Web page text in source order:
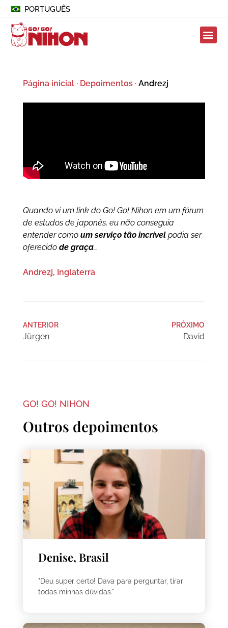
PORTUGUÊS
Página inicial· Depoimentos· Andrezj
Quando vi um link do Go! Go! Nihon em um fórum
de estudos de japonês, eu não conseguia
entender comoum serviço tão incrívelpodia ser
oferecido de graça…
Andrezj, Inglaterra
ANTERIOR
Jürgen
PRÓXIMO
David
GO! GO! NIHON
Outros depoimentos
Denise, Brasil
"Deu super certo! Dava para perguntar, tirar
todas minhas dúvidas."